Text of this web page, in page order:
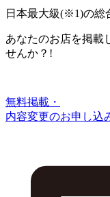
日本最大級(※1)の総
あなたのお店を掲載
せんか？!
無料掲載・
内容変更のお申し込